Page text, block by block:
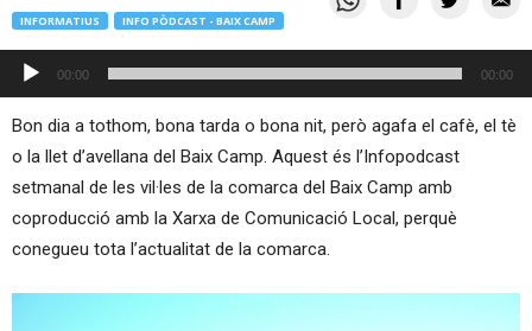
INFORMATIUS INFO PÒDCAST - BAIX CAMP
Reproductor
d'àudio
00:00 00:00
Bon dia a tothom, bona tarda o bona nit, però agafa el cafè, el tè
o la llet d’avellana del Baix Camp. Aquest és l’Infopodcast
setmanal de les vil·les de la comarca del Baix Camp amb
coproducció amb la Xarxa de Comunicació Local, perquè
conegueu tota l’actualitat de la comarca.